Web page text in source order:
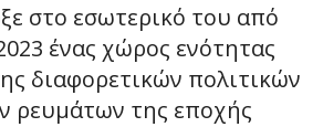
στο εσωτερικό του από
ένας χώρος ενότητας
διαφορετικών πολιτικών
ρευμάτων της εποχής